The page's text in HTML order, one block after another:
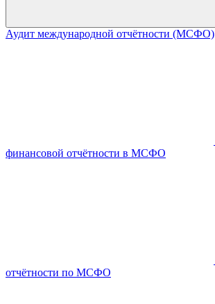
Аудит международной отчётности (МСФО)
финансовой отчётности в МСФО
отчётности по МСФО